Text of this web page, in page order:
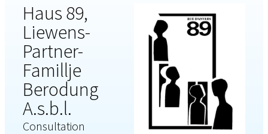
Haus 89,
Liewens-
Partner-
Famillje
Berodung
A.s.b.l.
Consultation